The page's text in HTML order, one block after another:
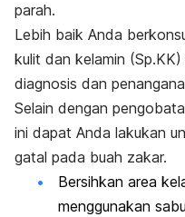
parah.
Lebih baik Anda
kulit dan kelamin
diagnosis dan
Selain dengan
ini dapat Anda lakukan
gatal pada buah zakar.
Bersihkan area
menggunakan